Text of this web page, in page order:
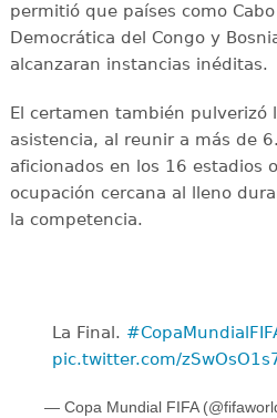
permitió que países como
Democrática del Congo y
alcanzaran instancias inéditas.
El certamen también pulverizó
asistencia, al reunir a más de
aficionados en los 16 estadios
ocupación cercana al lleno
la competencia.
La Final. ️
pic.twitter.com/
— Copa Mundial FIFA